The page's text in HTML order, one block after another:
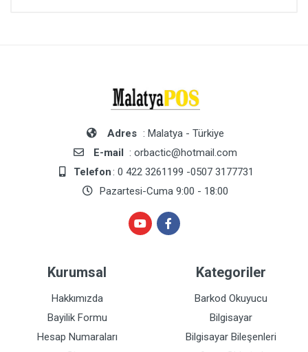
Adres : Malatya - Türkiye
E-mail : orbactic@hotmail.com
Telefon: 0 422 3261199 -0507 3177731
Pazartesi-Cuma 9:00 - 18:00
Kurumsal
Hakkımızda
Bayilik Formu
Hesap Numaraları
Kategoriler
Barkod Okuyucu
Bilgisayar
Bilgisayar Bileşenleri